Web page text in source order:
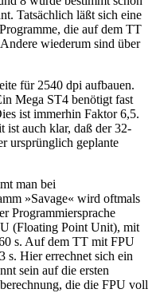
Tatsächlich läßt sich eine
die auf dem TT
wiederum sind über
für 2540 dpi aufbauen.
Mega ST4 benötigt fast
ist immerhin Faktor 6,5.
auch klar, daß der 32-
ursprünglich geplante
man bei
»Savage« wird oftmals
Programmiersprache
(Floating Point Unit), mit
s. Auf dem TT mit FPU
s. Hier errechnet sich ein
sein auf die ersten
die die FPU voll